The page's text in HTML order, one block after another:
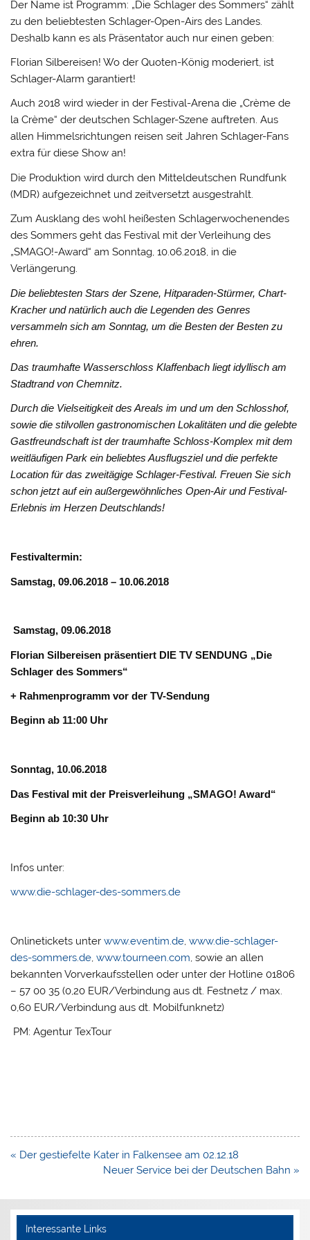
Der Name ist Programm: „Die Schlager des Sommers“ zählt
zu den beliebtesten Schlager-Open-Airs des Landes.
Deshalb kann es als Präsentator auch nur einen geben:
Florian Silbereisen! Wo der Quoten-König moderiert, ist
Schlager-Alarm garantiert!
Auch 2018 wird wieder in der Festival-Arena die „Crème de
la Crème“ der deutschen Schlager-Szene auftreten. Aus
allen Himmelsrichtungen reisen seit Jahren Schlager-Fans
extra für diese Show an!
Die Produktion wird durch den Mitteldeutschen Rundfunk
(MDR) aufgezeichnet und zeitversetzt ausgestrahlt.
Zum Ausklang des wohl heißesten Schlagerwochenendes
des Sommers geht das Festival mit der Verleihung des
„SMAGO!-Award“ am Sonntag, 10.06.2018, in die
Verlängerung.
Die beliebtesten Stars der Szene, Hitparaden-Stürmer, Chart-
Kracher und natürlich auch die Legenden des Genres
versammeln sich am Sonntag, um die Besten der Besten zu
ehren.
Das traumhafte Wasserschloss Klaffenbach liegt idyllisch am
Stadtrand von Chemnitz.
Durch die Vielseitigkeit des Areals im und um den Schlosshof,
sowie die stilvollen gastronomischen Lokalitäten und die gelebte
Gastfreundschaft ist der traumhafte Schloss-Komplex mit dem
weitläufigen Park ein beliebtes Ausflugsziel und die perfekte
Location für das zweitägige Schlager-Festival. Freuen Sie sich
schon jetzt auf ein außergewöhnliches Open-Air und Festival-
Erlebnis im Herzen Deutschlands!
Festivaltermin:
Samstag, 09.06.2018 – 10.06.2018
Samstag, 09.06.2018
Florian Silbereisen präsentiert DIE TV SENDUNG „Die
Schlager des Sommers“
+ Rahmenprogramm vor der TV-Sendung
Beginn ab 11:00 Uhr
Sonntag, 10.06.2018
Das Festival mit der Preisverleihung „SMAGO! Award“
Beginn ab 10:30 Uhr
Infos unter:
www.die-schlager-des-sommers.de
Onlinetickets unterwww.eventim.de,www.die-schlager-
des-sommers.de,www.tourneen.com, sowie an allen
bekannten Vorverkaufsstellen oder unter der Hotline 01806
– 57 00 35 (0,20 EUR/Verbindung aus dt. Festnetz / max.
0,60 EUR/Verbindung aus dt. Mobilfunknetz)
PM: Agentur TexTour
Beitragsnavigation
« Der gestiefelte Kater in Falkensee am 02.12.18
Neuer Service bei der Deutschen Bahn »
Interessante Links